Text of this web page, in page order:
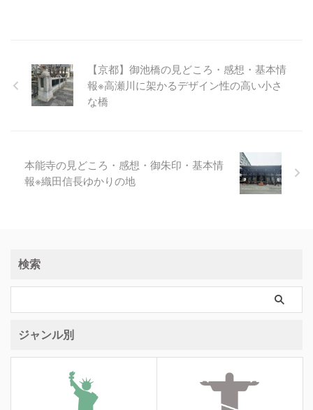
【京都】御池橋の見どころ・感想・基本情
報※高瀬川に架かるデザイン性の高い小さ
な橋
本能寺の見どころ・感想・御朱印・基本情
報※織田信長ゆかりの地
検索
ジャンル別